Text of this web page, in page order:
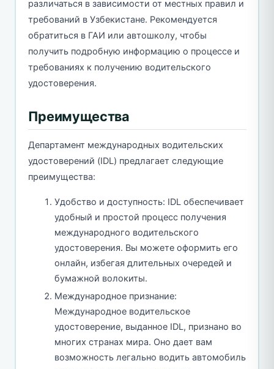
различаться в зависимости от местных правил и
требований в Узбекистане. Рекомендуется
обратиться в ГАИ или автошколу, чтобы
получить подробную информацию о процессе и
требованиях к получению водительского
удостоверения.
Преимущества
Департамент международных водительских
удостоверений (IDL) предлагает следующие
преимущества:
Удобство и доступность: IDL обеспечивает
удобный и простой процесс получения
международного водительского
удостоверения. Вы можете оформить его
онлайн, избегая длительных очередей и
бумажной волокиты.
Международное признание:
Международное водительское
удостоверение, выданное IDL, признано во
многих странах мира. Оно дает вам
возможность легально водить автомобиль